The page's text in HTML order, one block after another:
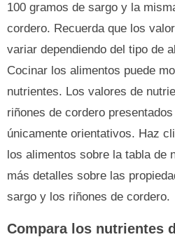
100 gramos de sargo y la
cordero. Recuerda que los
variar dependiendo del tipo de
Cocinar los alimentos puede
nutrientes. Los valores de
riñones de cordero
únicamente orientativos. Haz
los alimentos sobre la tabla de
más detalles sobre las
sargo y los riñones de cordero.
Compara los nutrientes